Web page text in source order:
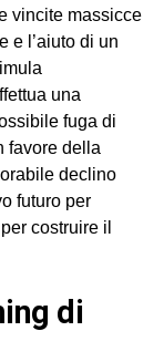
vincite massicce
e l’aiuto di un
una
fuga di
favore della
declino
futuro per
costruire il